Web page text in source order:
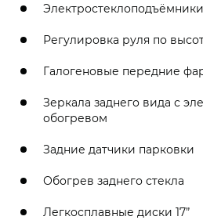
Электростеклоподъёмники
Регулировка руля по
Галогеновые передние
Зеркала заднего вида с
обогревом
Задние датчики парковки
Обогрев заднего стекла
Легкосплавные диски 17”